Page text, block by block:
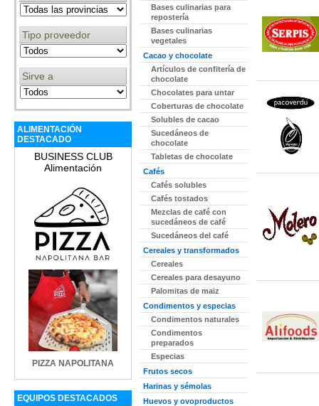
Tipo proveedor
Sirve a
ALIMENTACIÓN
DESTACADO
BUSINESS CLUB
Alimentación
PIZZA NAPOLITANA
EQUIPOS DESTACADOS
Bases culinarias para
repostería
Bases culinarias
vegetales
Cacao y chocolate
Artículos de confitería de
chocolate
Chocolates para untar
Coberturas de chocolate
Solubles de cacao
Sucedáneos de
chocolate
Tabletas de chocolate
Cafés
Cafés solubles
Cafés tostados
Mezclas de café con
sucedáneos de café
Sucedáneos del café
Cereales y transformados
Cereales
Cereales para desayuno
Palomitas de maiz
Condimentos y especias
Condimentos naturales
Condimentos
preparados
Especias
Frutos secos
Harinas y sémolas
Huevos y ovoproductos